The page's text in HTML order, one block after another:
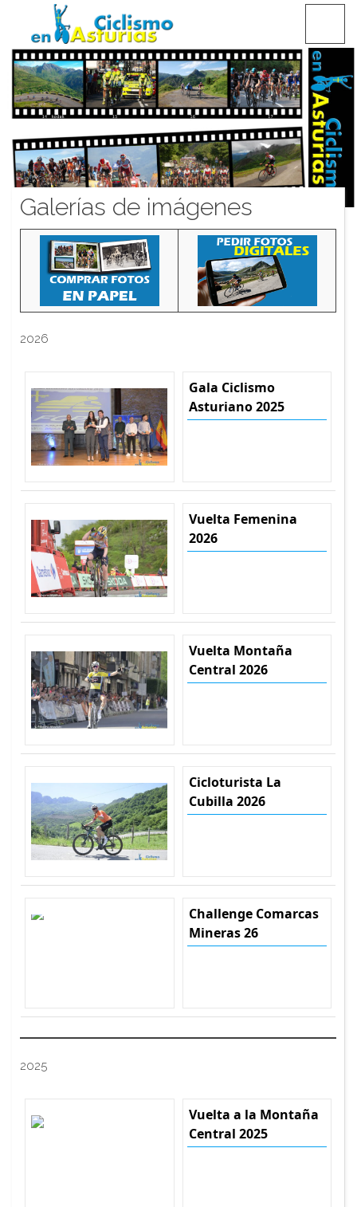
CICLISMO EN ASTURIAS
Galerías de imágenes
2026
Gala Ciclismo
Asturiano 2025
Vuelta Femenina
2026
Vuelta Montaña
Central 2026
Cicloturista La
Cubilla 2026
Challenge Comarcas
Mineras 26
2025
Vuelta a la Montaña
Central 2025